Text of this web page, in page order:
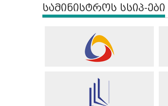
სამინისტროს სსიპ-ები